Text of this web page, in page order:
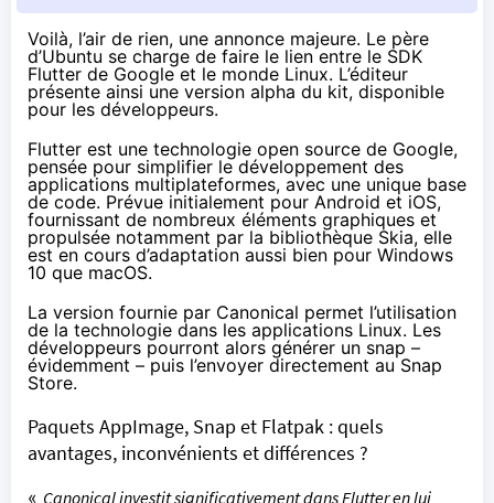
Voilà, l’air de rien, une annonce majeure. Le père
d’Ubuntu se charge de faire le lien entre le SDK
Flutter de Google et le monde Linux. L’éditeur
présente ainsi une version alpha du kit, disponible
pour les développeurs.
Flutter est une technologie open source de Google,
pensée pour simplifier le développement des
applications multiplateformes, avec une unique base
de code. Prévue initialement pour Android et iOS,
fournissant de nombreux éléments graphiques et
propulsée notamment par la bibliothèque Skia, elle
est en cours d’adaptation aussi bien pour Windows
10 que macOS.
La version fournie par Canonical permet l’utilisation
de la technologie dans les applications Linux. Les
développeurs pourront alors générer un snap –
évidemment – puis l’envoyer directement au Snap
Store.
Paquets AppImage, Snap et Flatpak : quels
avantages, inconvénients et différences ?
« Canonical investit significativement dans Flutter en lui